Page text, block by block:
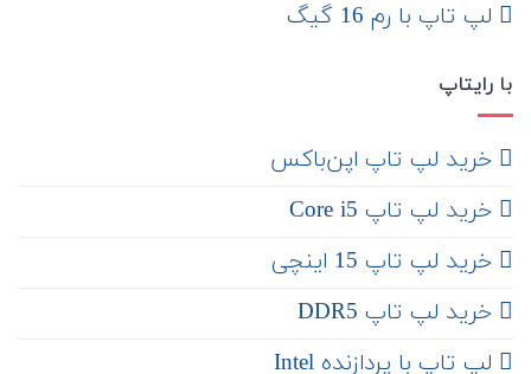
لپ تاپ با رم 16 گیگ
با رایتاپ
‌ خرید لپ تاپ اپن‌باکس
خرید لپ تاپ Core i5
‌‌ خرید لپ تاپ 15 اینچی
خرید لپ تاپ DDR5
لپ تاپ با پردازنده Intel